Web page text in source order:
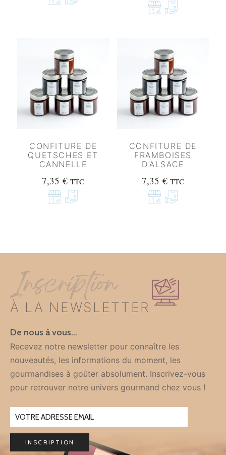
CONFITURE DE
QUETSCHES ET
CANNELLE
7,35€ TTC
CONFITURE DE
FRAMBOISES
D’ALSACE
7,35 € TTC
Inscription
À LA NEWSLETTER
De nous à vous…
Recevez notre newsletter pour connaître les
nouveautés, les informations du moment, les
gourmandises à goûter absolument. Inscrivez-vous
pour retrouver notre univers gourmand chez vous !